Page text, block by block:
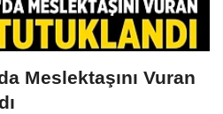
Meslektaşını Vuran